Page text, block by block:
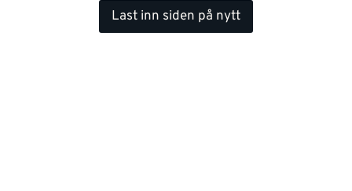
Last inn siden på nytt